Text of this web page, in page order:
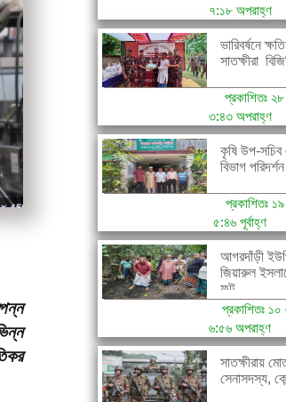
৭:১৮ অপরাহ্ণ
ভারিবর্ষনে
সাতক্ষীরা
প্রকাশিতঃ
৩:৪৩ অপরাহ্ণ
কৃষি উপ-সচিব
বিভাগ পরিদর্শন
প্রকাশিতঃ
৫:৪৬ পূর্বাহ্ণ
আগরদাঁড়ী
জিয়ারুল
ফুট...
প্রকাশিতঃ
৬:৫৬ অপরাহ্ণ
সাতক্ষীরায়
সেনাসদস্য,